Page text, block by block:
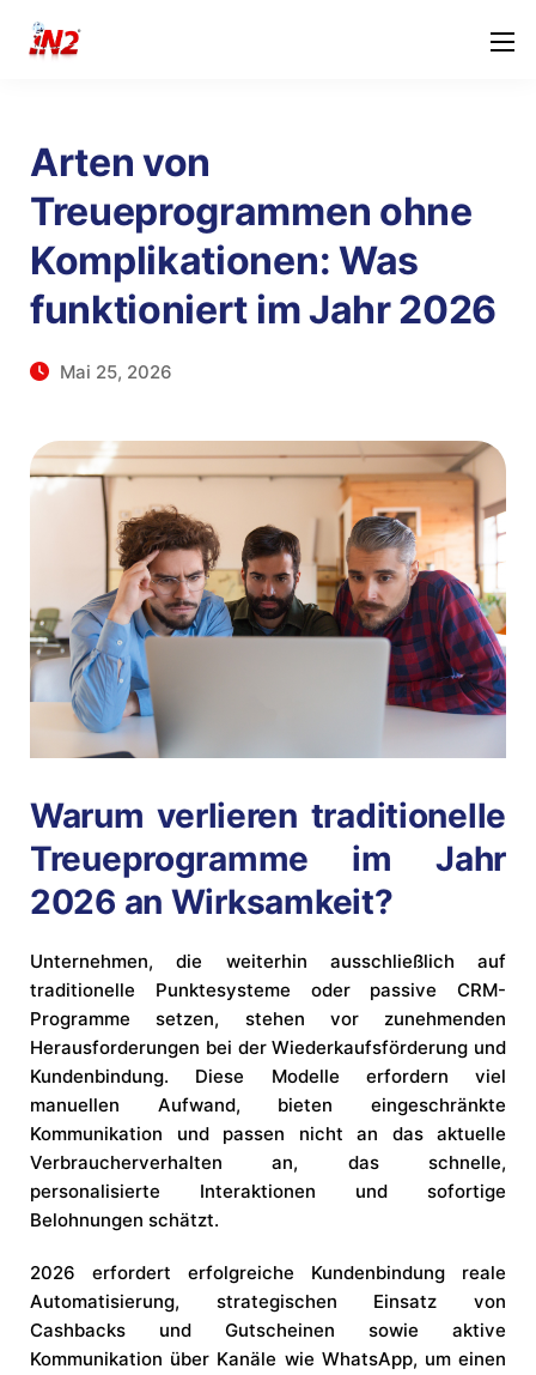
Arten von
Treueprogrammen ohne
Komplikationen: Was
funktioniert im Jahr 2026
Mai 25, 2026
Warum verlieren traditionelle
Treueprogramme im Jahr
2026 an Wirksamkeit?
Unternehmen, die weiterhin ausschließlich auf
traditionelle Punktesysteme oder passive CRM-
Programme setzen, stehen vor zunehmenden
Herausforderungen bei der Wiederkaufsförderung und
Kundenbindung. Diese Modelle erfordern viel
manuellen Aufwand, bieten eingeschränkte
Kommunikation und passen nicht an das aktuelle
Verbraucherverhalten an, das schnelle,
personalisierte Interaktionen und sofortige
Belohnungen schätzt.
2026 erfordert erfolgreiche Kundenbindung reale
Automatisierung, strategischen Einsatz von
Cashbacks und Gutscheinen sowie aktive
Kommunikation über Kanäle wie WhatsApp, um einen